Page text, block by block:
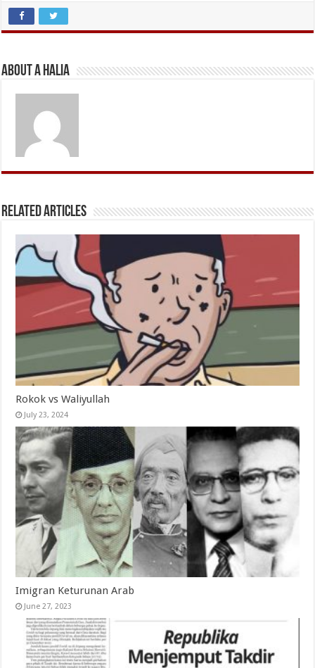
About A Halia
Related Articles
Rokok vs Waliyullah
July 23, 2024
Imigran Keturunan Arab
June 27, 2023